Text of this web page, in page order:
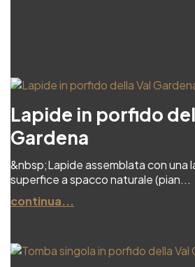
Lapide in porfido
Gardena
&nbsp;Lapide assemblata con una
superfice a spacco naturale (pian...
continua...